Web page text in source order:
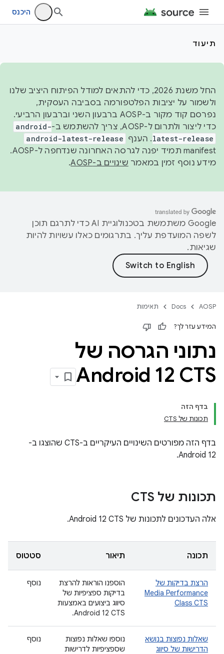
היכנס
תיעוד
החל משנת 2026, כדי להתאים למודל הפיתוח היציב שלנו
ולשמור על יציבות הפלטפורמה בסביבה העסקית,
נפרסם קוד מקור ב-AOSP ברבעון השני וברבעון הרביעי.
כדי ליצור ולתרום ל-AOSP, צריך להשתמש ב-
android-
latest-release. הענף android-latest-release
manifest תמיד יפנה לגרסה האחרונה שנדחפה ל-AOSP.
מידע נוסף זמין במאמר שינויים ב-AOSP .
‫Google משתמשת בטכנולוגיית AI כדי לתרגם תוכן
לשפה המועדפת עליך. בתרגומים כאלו עשויות להיות
שגיאות.
AOSP
Docs תאימות
המידע עזר לך?
נתוני הגרסה של
Android 12 CTS
בדף הזה
תכונות של CTS
בדף הזה מפורטים השינויים העיקריים ב-CTS שהוצגו ב-
Android 12.
תכונות של CTS
אלה העדכונים לתכונות של Android 12 CTS.
תכונה תיאור סטטוס
הרצת בדיקות של
Media Performance
Class CTS
הוספנו הוראות להרצת
בדיקות ספציפיות של
סיווג ביצועים באמצעות
Android 12 CTS.
נוסף
שאלות נפוצות בנושא
הדרישות של סיווג
נוספו שאלות נפוצות
שספציפיות לדרישות
נוסף